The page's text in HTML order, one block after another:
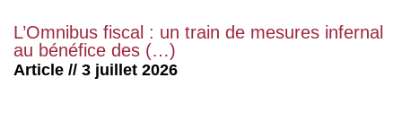
L’Omnibus fiscal : un train de mesures infernal
au bénéfice des (…)
Article // 3 juillet 2026